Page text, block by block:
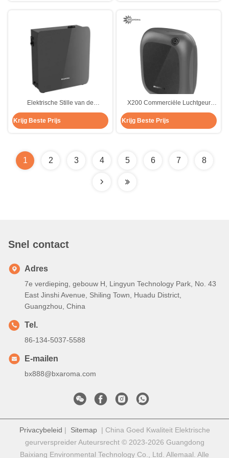
Elektrische Stille van de
Verspreideraromatherapy van de
Aromageur het Metaalzwarte
Krijg Beste Prijs
X200 Commerciële Luchtgeur
Marketing het Aroma Grote
Dekking van het Machinetoestel
Krijg Beste Prijs
1 2 3 4 5 6 7 8
Snel contact
Adres
7e verdieping, gebouw H, Lingyun Technology Park, No. 43
East Jinshi Avenue, Shiling Town, Huadu District,
Guangzhou, China
Tel.
86-134-5037-5588
E-mailen
bx888@bxaroma.com
Privacybeleid | Sitemap| China Goed Kwaliteit Elektrische
geurverspreider Auteursrecht © 2023-2026 Guangdong
Baixiang Environmental Technology Co., Ltd. Allemaal. Alle